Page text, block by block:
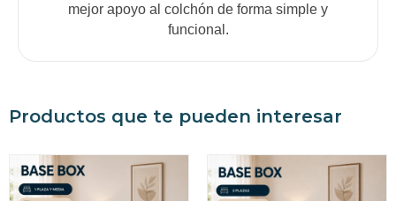
mejor apoyo al colchón de forma simple y
funcional.
Productos que te pueden interesar